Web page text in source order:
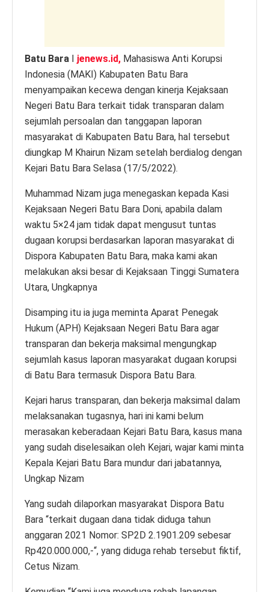
Batu Bara I jenews.id, Mahasiswa Anti Korupsi
Indonesia (MAKI) Kabupaten Batu Bara
menyampaikan kecewa dengan kinerja Kejaksaan
Negeri Batu Bara terkait tidak transparan dalam
sejumlah persoalan dan tanggapan laporan
masyarakat di Kabupaten Batu Bara, hal tersebut
diungkap M Khairun Nizam setelah berdialog dengan
Kejari Batu Bara Selasa (17/5/2022).
Muhammad Nizam juga menegaskan kepada Kasi
Kejaksaan Negeri Batu Bara Doni, apabila dalam
waktu 5×24 jam tidak dapat mengusut tuntas
dugaan korupsi berdasarkan laporan masyarakat di
Dispora Kabupaten Batu Bara, maka kami akan
melakukan aksi besar di Kejaksaan Tinggi Sumatera
Utara, Ungkapnya
Disamping itu ia juga meminta Aparat Penegak
Hukum (APH) Kejaksaan Negeri Batu Bara agar
transparan dan bekerja maksimal mengungkap
sejumlah kasus laporan masyarakat dugaan korupsi
di Batu Bara termasuk Dispora Batu Bara.
Kejari harus transparan, dan bekerja maksimal dalam
melaksanakan tugasnya, hari ini kami belum
merasakan keberadaan Kejari Batu Bara, kasus mana
yang sudah diselesaikan oleh Kejari, wajar kami minta
Kepala Kejari Batu Bara mundur dari jabatannya,
Ungkap Nizam
Yang sudah dilaporkan masyarakat Dispora Batu
Bara “terkait dugaan dana tidak diduga tahun
anggaran 2021 Nomor: SP2D 2.1901.209 sebesar
Rp420.000.000,-“, yang diduga rehab tersebut fiktif,
Cetus Nizam.